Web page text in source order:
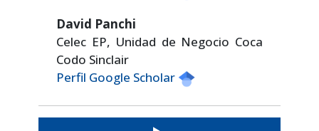
David Panchi
Celec EP, Unidad de Negocio Coca
Codo Sinclair
Perfil Google Scholar